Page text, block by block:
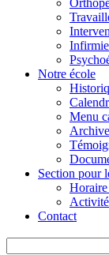
Notre école
Menu
Section pour
Horaire
Contact